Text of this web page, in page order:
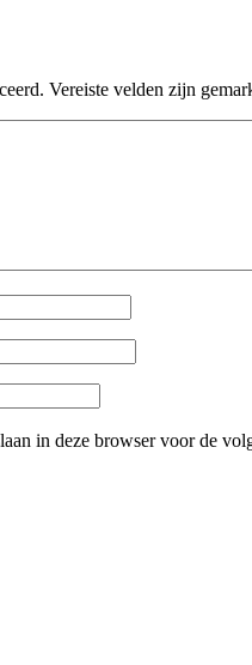
Vereiste velden zijn
in deze browser voor de